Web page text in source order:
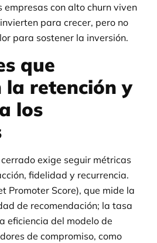
empresas con alto churn viven
para crecer, pero no
para sostener la inversión.
que
retención y
los
exige seguir métricas
fidelidad y recurrencia.
Promoter Score), que mide la
de recomendación; la tasa
eficiencia del modelo de
de compromiso, como